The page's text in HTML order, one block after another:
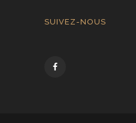
SUIVEZ-NOUS